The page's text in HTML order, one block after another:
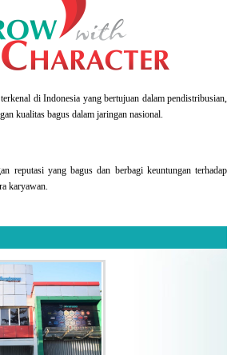
di Indonesia yang bertujuan dalam pendistribusian,
kualitas bagus dalam jaringan nasional.
reputasi yang bagus dan berbagi keuntungan terhadap
karyawan.